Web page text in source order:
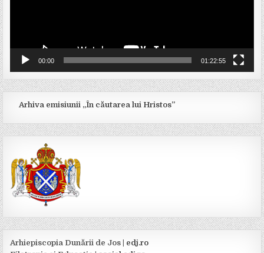
00:00 01:22:55
Arhiva emisiunii „În căutarea lui Hristos”
Arhiepiscopia Dunării de Jos | edj.ro